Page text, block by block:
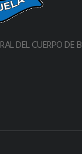
DEL CUERPO DE